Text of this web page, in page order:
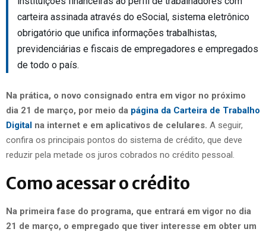
carteira assinada através do eSocial, sistema eletrônico
obrigatório que unifica informações trabalhistas,
previdenciárias e fiscais de empregadores e empregados
de todo o país.
Na prática, o novo consignado entra em vigor no próximo
dia 21 de março, por meio da página da Carteira de Trabalho
Digital na internet e em aplicativos de celulares. A seguir,
confira os principais pontos do sistema de crédito, que deve
reduzir pela metade os juros cobrados no crédito pessoal.
Como acessar o crédito
Na primeira fase do programa, que entrará em vigor no dia
21 de março, o empregado que tiver interesse em obter um